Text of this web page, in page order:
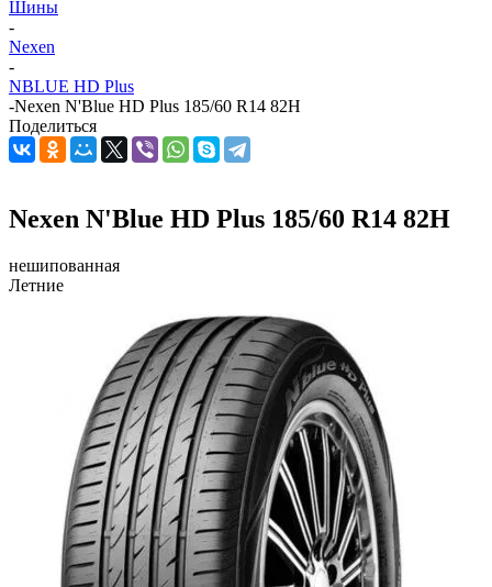
Шины
-
Nexen
-
NBLUE HD Plus
-Nexen N'Blue HD Plus 185/60 R14 82H
Поделиться
Nexen N'Blue HD Plus 185/60 R14 82H
нешипованная
Летние